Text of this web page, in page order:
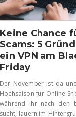
Keine Chance
Scams: 5
ein VPN am
Friday
Der November ist da
Hochsaison für Online-
während ihr nach den
sucht, lauern im